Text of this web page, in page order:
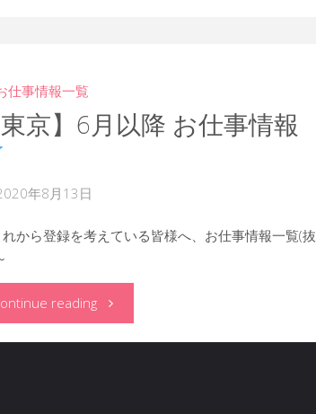
仕事情報一覧
東京】6月以降 お仕事情報
年8月13日
れから登録を考えている皆様へ、お仕事情報一覧(抜
reading"【東
京】